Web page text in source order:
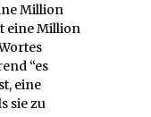
Million
eine Million
“es
eine
sie zu